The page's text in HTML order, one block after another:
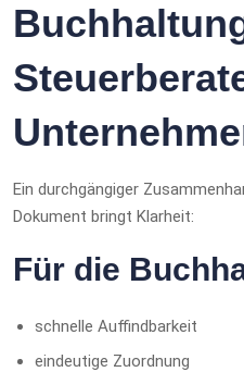
Ein durchgängiger
Dokument bringt Klarheit:
Für die
schnelle Auffindbarkeit
eindeutige Zuordnung